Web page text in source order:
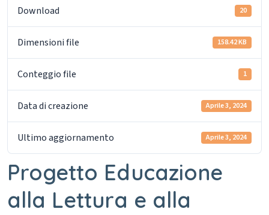
Download 20
Dimensioni file 158.42 KB
Conteggio file 1
Data di creazione Aprile 3, 2024
Ultimo aggiornamento Aprile 3, 2024
Progetto Educazione
alla Lettura e alla